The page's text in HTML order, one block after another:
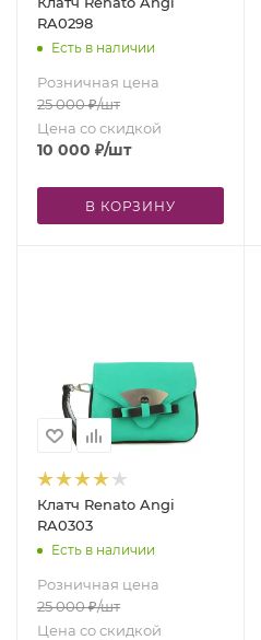
RA0298
Есть в наличии
Розничная цена
25 000₽/шт
Цена со скидкой
10 000 ₽/шт
В КОРЗИНУ
Клатч Renato Angi
RA0303
Есть в наличии
Розничная цена
25 000₽/шт
Цена со скидкой